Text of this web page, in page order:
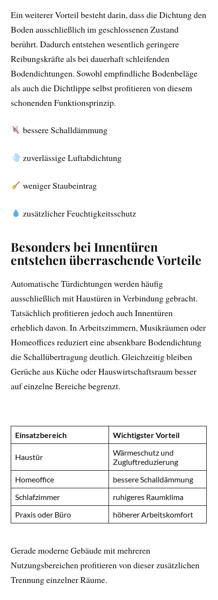
Ein weiterer Vorteil besteht darin, dass die Dichtung den
Boden ausschließlich im geschlossenen Zustand
berührt. Dadurch entstehen wesentlich geringere
Reibungskräfte als bei dauerhaft schleifenden
Bodendichtungen. Sowohl empfindliche Bodenbeläge
als auch die Dichtlippe selbst profitieren von diesem
schonenden Funktionsprinzip.
bessere Schalldämmung
zuverlässige Luftabdichtung
weniger Staubeintrag
zusätzlicher Feuchtigkeitsschutz
Besonders bei Innentüren
entstehen überraschende Vorteile
Automatische Türdichtungen werden häufig
ausschließlich mit Haustüren in Verbindung gebracht.
Tatsächlich profitieren jedoch auch Innentüren
erheblich davon. In Arbeitszimmern, Musikräumen oder
Homeoffices reduziert eine absenkbare Bodendichtung
die Schallübertragung deutlich. Gleichzeitig bleiben
Gerüche aus Küche oder Hauswirtschaftsraum besser
auf einzelne Bereiche begrenzt.
Einsatzbereich Wichtigster Vorteil
Haustür
Wärmeschutz und
Zugluftreduzierung
Homeoffice
bessere Schalldämmung
Schlafzimmer
ruhigeres Raumklima
Praxis oder Büro
höherer Arbeitskomfort
Gerade moderne Gebäude mit mehreren
Nutzungsbereichen profitieren von dieser zusätzlichen
Trennung einzelner Räume.